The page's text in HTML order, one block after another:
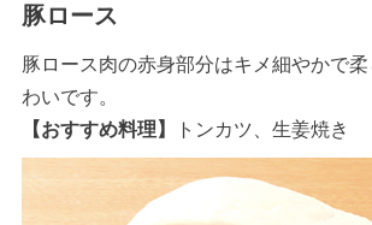
豚ロース
豚ロース肉の赤身部分はキメ細やかで
わいです。
【おすすめ料理】
トンカツ、生姜焼き